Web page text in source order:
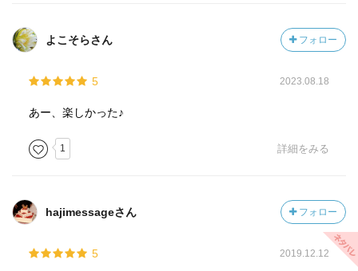
よこそらさん フォロー
5 2023.08.18
あー、楽しかった♪
1 詳細をみる
hajimessageさん フォロー
5 2019.12.12